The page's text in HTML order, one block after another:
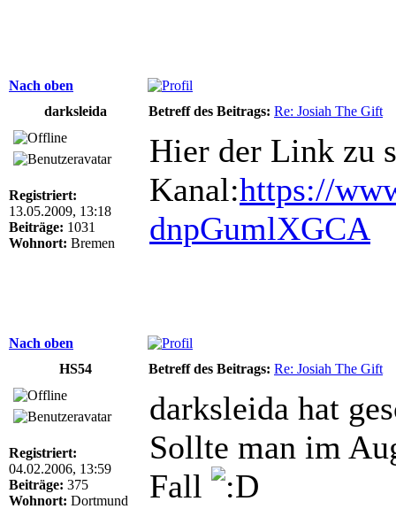
Nach oben
darksleida
Betreff des Beitrags: Re: Josiah The Gift
Registriert:
13.05.2009, 13:18
Beiträge: 1031
Wohnort: Bremen
Hier der Link zu
Kanal:https://
dnpGumlXGCA
Nach oben
HS54
Betreff des Beitrags: Re: Josiah The Gift
Registriert:
04.02.2006, 13:59
Beiträge: 375
Wohnort: Dortmund
darksleida hat
Sollte man im
Fall